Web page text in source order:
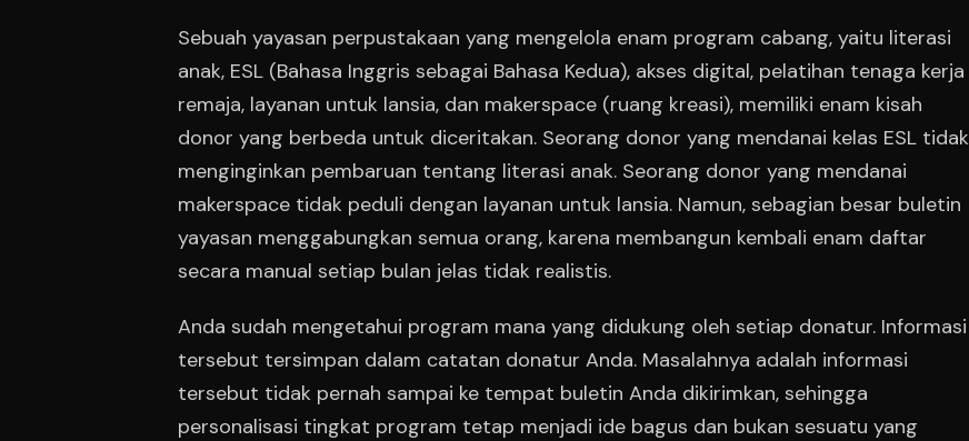
Sebuah yayasan perpustakaan yang mengelola enam program cabang, yaitu literasi
anak, ESL (Bahasa Inggris sebagai Bahasa Kedua), akses digital, pelatihan tenaga kerja
remaja, layanan untuk lansia, dan makerspace (ruang kreasi), memiliki enam kisah
donor yang berbeda untuk diceritakan. Seorang donor yang mendanai kelas ESL tidak
menginginkan pembaruan tentang literasi anak. Seorang donor yang mendanai
makerspace tidak peduli dengan layanan untuk lansia. Namun, sebagian besar buletin
yayasan menggabungkan semua orang, karena membangun kembali enam daftar
secara manual setiap bulan jelas tidak realistis.
Anda sudah mengetahui program mana yang didukung oleh setiap donatur. Informasi
tersebut tersimpan dalam catatan donatur Anda. Masalahnya adalah informasi
tersebut tidak pernah sampai ke tempat buletin Anda dikirimkan, sehingga
personalisasi tingkat program tetap menjadi ide bagus dan bukan sesuatu yang